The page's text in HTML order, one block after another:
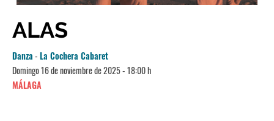
ALAS
Danza-La Cochera Cabaret
Domingo 16 de noviembre de 2025 - 18:00 h
MÁLAGA